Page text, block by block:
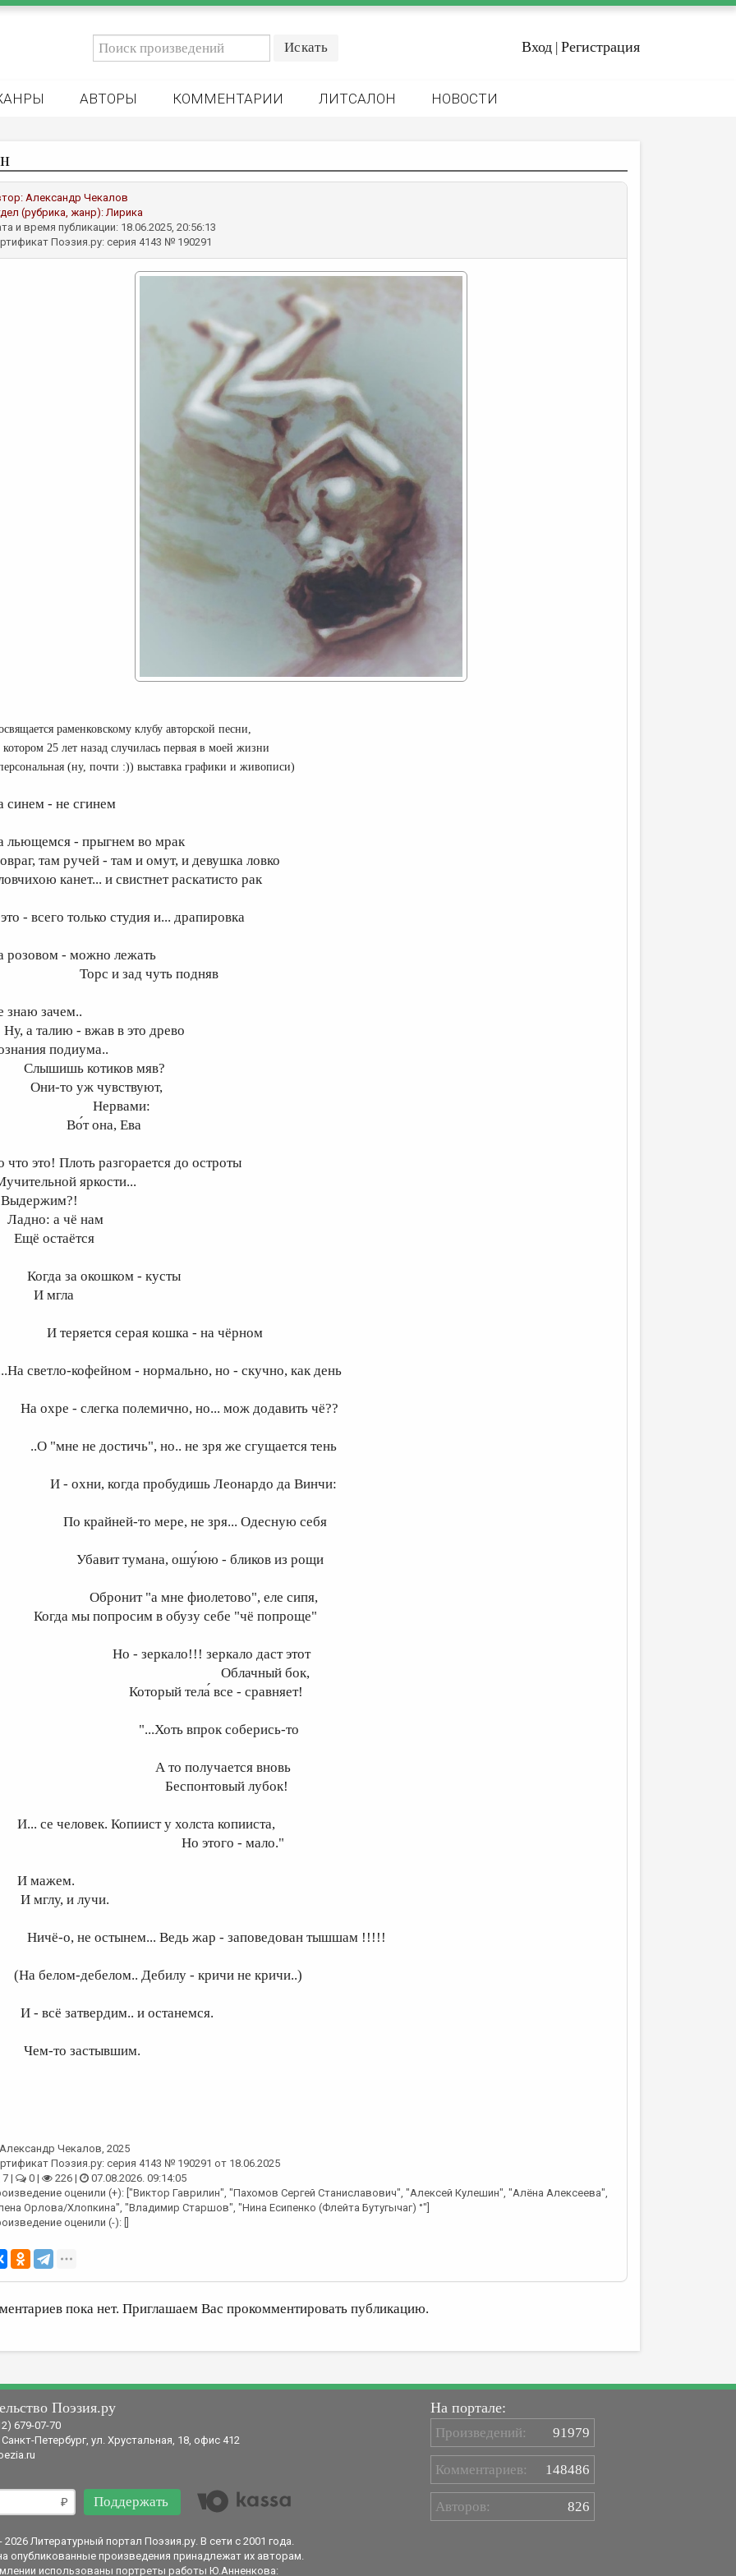
Вход | Регистрация
АВТОРЫ КОММЕНТАРИИ ЛИТСАЛОН НОВОСТИ
Александр Чекалов
(рубрика, жанр):Лирика
и время публикации: 18.06.2025, 20:56:13
Поэзия.ру: серия 4143 № 190291
раменковскому клубу авторской песни,
котором 25 лет назад случилась первая в моей жизни
(ну, почти :)) выставка графики и живописи)
синем - не сгинем
льющемся - прыгнем во мрак
там ручей - там и омут, и девушка ловко
канет... и свистнет раскатисто рак
- всего только студия и... драпировка
розовом - можно лежать
и зад чуть подняв
знаю зачем..
а талию - вжав в это древо
подиума..
котиков мяв?
то уж чувствуют,
она, Ева
что это! Плоть разгорается до остроты
яркости...
а чё нам
остаётся
за окошком - кусты
мгла
теряется серая кошка - на чёрном
светло-кофейном - нормально, но - скучно, как день
охре - слегка полемично, но... мож додавить чё??
"мне не достичь", но.. не зря же сгущается тень
- охни, когда пробудишь Леонардо да Винчи:
крайней-то мере, не зря... Одесную себя
тумана, ошу́юю - бликов из рощи
"а мне фиолетово", еле сипя,
мы попросим в обузу себе "чё попроще"
- зеркало!!! зеркало даст этот
бок,
тела́ все - сравняет!
впрок соберись-то
то получается вновь
лубок!
се человек. Копиист у холста копииста,
этого - мало."
мажем.
мглу, и лучи.
о, не остынем... Ведь жар - заповедован тышшам !!!!!
белом-дебелом.. Дебилу - кричи не кричи..)
- всё затвердим.. и останемся.
то застывшим.
Александр Чекалов, 2025
Поэзия.ру: серия 4143 № 190291 от 18.06.2025
7 |
0 | 226 |
07.08.2026. 09:14:05
оценили (+): ["Виктор Гаврилин", "Пахомов Сергей Станиславович", "Алексей Кулешин", "Алёна Алексеева",
Орлова/Хлопкина", "Владимир Старшов", "Нина Есипенко (Флейта Бутугычаг) °"]
оценили (-): []
пока нет. Приглашаем Вас прокомментировать публикацию.
Поэзия.ру
679-07-70
Санкт-Петербург, ул. Хрустальная, 18, офис 412
Поддержать
2026 Литературный портал Поэзия.ру. В сети с 2001 года.
опубликованные произведения принадлежат их авторам.
использованы портреты работы Ю.Анненкова:
На портале:
Произведений: 91979
Комментариев: 148486
Авторов: 826